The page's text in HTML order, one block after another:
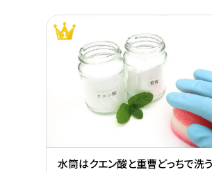
水筒はクエン酸と重曹どっちで洗